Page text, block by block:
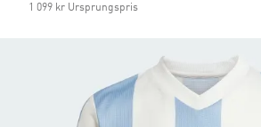
1 099 kr Ursprungspris